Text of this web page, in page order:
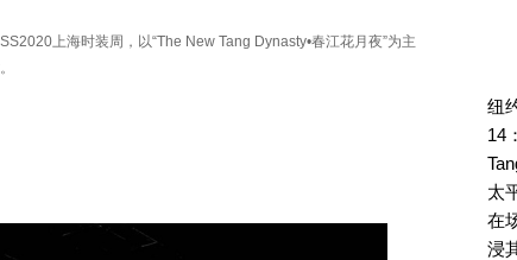
上海时装周，以“The New Tang Dynasty•春江花月夜”为主
纽
14
太
在
浸